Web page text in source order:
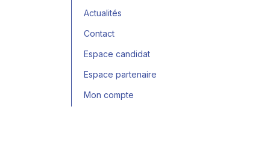
Actualités
Contact
Espace candidat
Espace partenaire
Mon compte